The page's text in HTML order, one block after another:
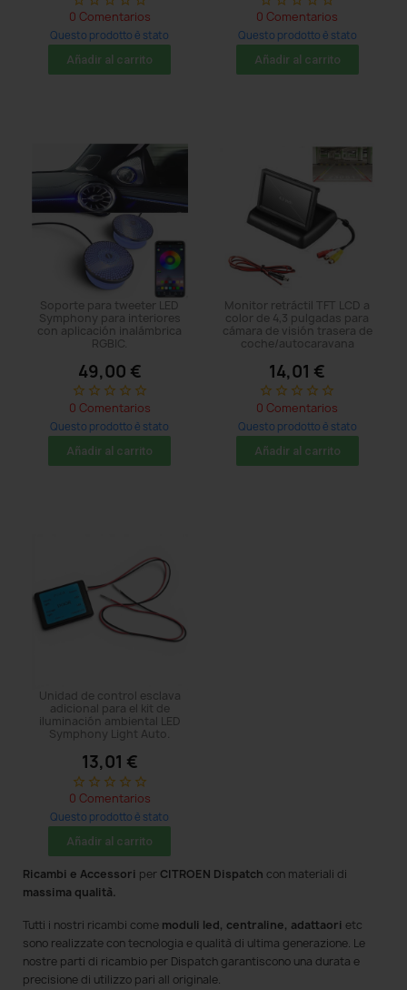
0 Comentarios
Questo prodotto è stato
acquistato: 8 times
Añadir al carrito
0 Comentarios
Questo prodotto è stato
acquistato: 5 times
Añadir al carrito
Soporte para tweeter LED
Symphony para interiores
con aplicación inalámbrica
RGBIC.
49,00 €
star_border star_border star_border star_border star_border
0 Comentarios
Questo prodotto è stato
acquistato: 5 times
Añadir al carrito
Monitor retráctil TFT LCD a
color de 4,3 pulgadas para
cámara de visión trasera de
coche/autocaravana
14,01 €
star_border star_border star_border star_border star_border
0 Comentarios
Questo prodotto è stato
acquistato: 5 times
Añadir al carrito
Unidad de control esclava
adicional para el kit de
iluminación ambiental LED
Symphony Light Auto.
13,01 €
star_border star_border star_border star_border star_border
0 Comentarios
Questo prodotto è stato
acquistato: 5 times
Añadir al carrito
Ricambi e Accessori per CITROEN Dispatch con materiali di
massima qualità.
Tutti i nostri ricambi come moduli led, centraline, adattaori etc
sono realizzate con tecnologia e qualità di ultima generazione. Le
nostre parti di ricambio per Dispatch garantiscono una durata e
precisione di utilizzo pari all originale.